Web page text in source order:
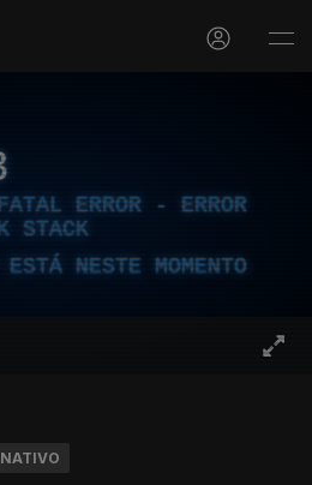
ERROR - ERROR
STACK
NESTE MOMENTO